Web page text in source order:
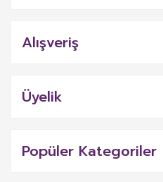
Alışveriş
Üyelik
Popüler Kategoriler